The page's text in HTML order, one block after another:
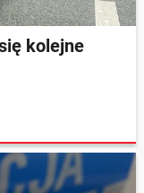
kolejne